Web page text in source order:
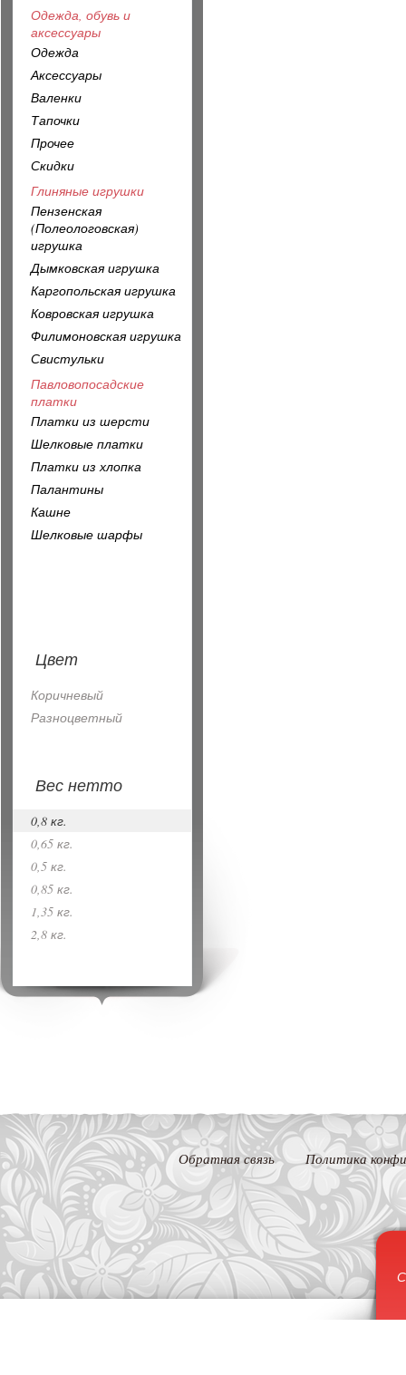
Одежда, обувь и
аксессуары
Одежда
Аксессуары
Валенки
Тапочки
Прочее
Скидки
Глиняные игрушки
Пензенская
(Полеологовская)
игрушка
Дымковская игрушка
Каргопольская игрушка
Ковровская игрушка
Филимоновская игрушка
Свистульки
Павловопосадские
платки
Платки из шерсти
Шелковые платки
Платки из хлопка
Палантины
Кашне
Шелковые шарфы
Цвет
Коричневый
Разноцветный
Вес нетто
0,8 кг.
0,65 кг.
0,5 кг.
0,85 кг.
1,35 кг.
2,8 кг.
Обратная связь Политика